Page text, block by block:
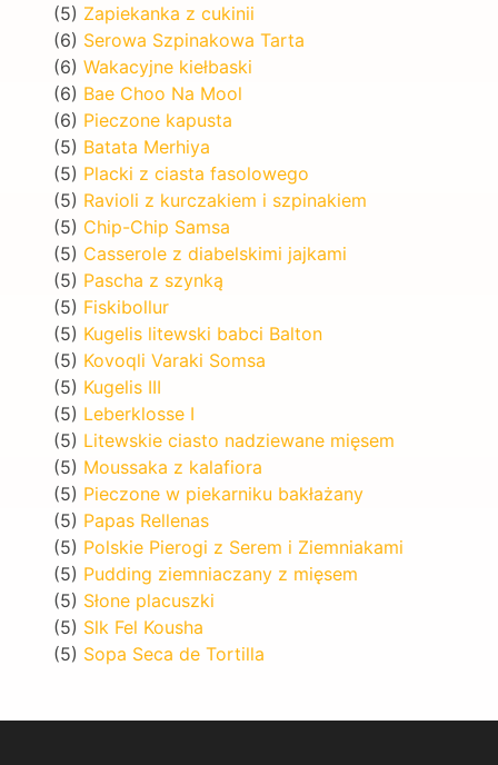
(5) Zapiekanka z cukinii
(6) Serowa Szpinakowa Tarta
(6) Wakacyjne kiełbaski
(6) Bae Choo Na Mool
(6) Pieczone kapusta
(5) Batata Merhiya
(5) Placki z ciasta fasolowego
(5) Ravioli z kurczakiem i szpinakiem
(5) Chip-Chip Samsa
(5) Casserole z diabelskimi jajkami
(5) Pascha z szynką
(5) Fiskibollur
(5) Kugelis litewski babci Balton
(5) Kovoqli Varaki Somsa
(5) Kugelis III
(5) Leberklosse I
(5) Litewskie ciasto nadziewane mięsem
(5) Moussaka z kalafiora
(5) Pieczone w piekarniku bakłażany
(5) Papas Rellenas
(5) Polskie Pierogi z Serem i Ziemniakami
(5) Pudding ziemniaczany z mięsem
(5) Słone placuszki
(5) Slk Fel Kousha
(5) Sopa Seca de Tortilla